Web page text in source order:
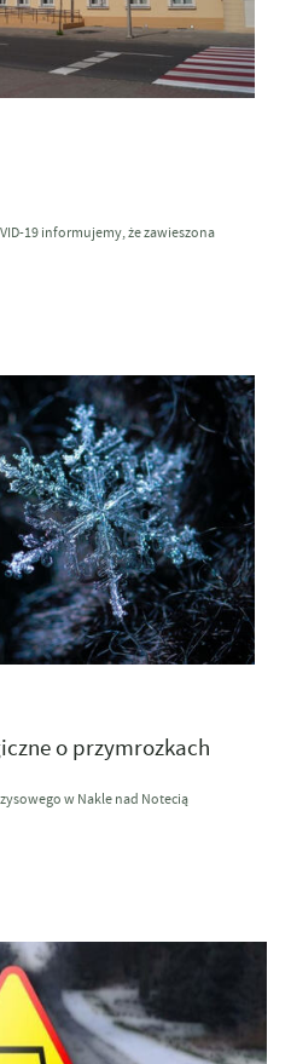
19 informujemy, że zawieszona
o przymrozkach
w Nakle nad Notecią